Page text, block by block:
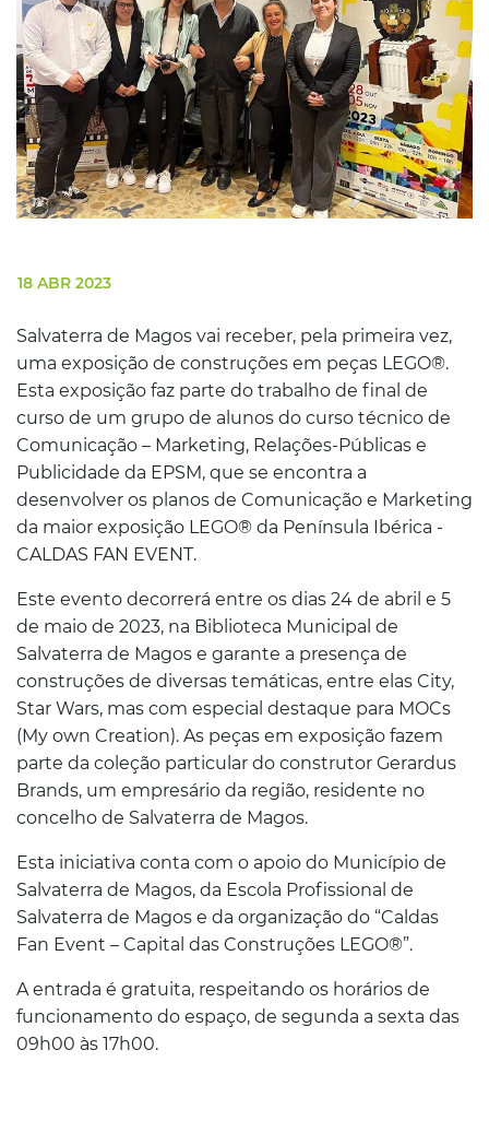
18 ABR 2023
Salvaterra de Magos vai receber, pela primeira vez,
uma exposição de construções em peças LEGO®.
Esta exposição faz parte do trabalho de final de
curso de um grupo de alunos do curso técnico de
Comunicação – Marketing, Relações-Públicas e
Publicidade da EPSM, que se encontra a
desenvolver os planos de Comunicação e Marketing
da maior exposição LEGO® da Península Ibérica -
CALDAS FAN EVENT.
Este evento decorrerá entre os dias 24 de abril e 5
de maio de 2023, na Biblioteca Municipal de
Salvaterra de Magos e garante a presença de
construções de diversas temáticas, entre elas City,
Star Wars, mas com especial destaque para MOCs
(My own Creation). As peças em exposição fazem
parte da coleção particular do construtor Gerardus
Brands, um empresário da região, residente no
concelho de Salvaterra de Magos.
Esta iniciativa conta com o apoio do Município de
Salvaterra de Magos, da Escola Profissional de
Salvaterra de Magos e da organização do “Caldas
Fan Event – Capital das Construções LEGO®”.
A entrada é gratuita, respeitando os horários de
funcionamento do espaço, de segunda a sexta das
09h00 às 17h00.